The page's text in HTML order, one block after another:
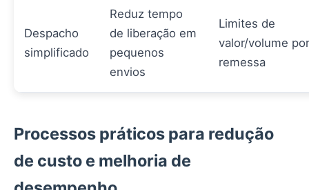
Despacho
simplificado
Reduz tempo
de liberação em
pequenos
envios
Limites de
valor/volume por
remessa
Processos práticos para redução
de custo e melhoria de